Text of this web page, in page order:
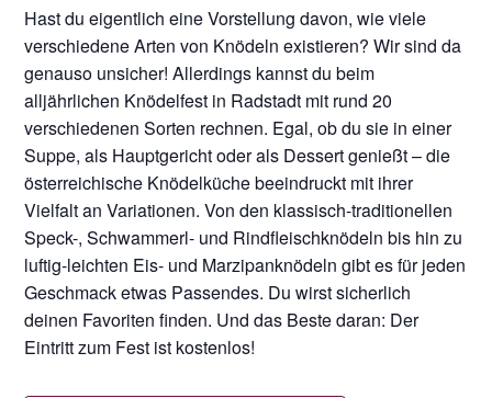
Hast du eigentlich eine Vorstellung davon, wie viele
verschiedene Arten von Knödeln existieren? Wir sind da
genauso unsicher! Allerdings kannst du beim
alljährlichen Knödelfest in Radstadt mit rund 20
verschiedenen Sorten rechnen. Egal, ob du sie in einer
Suppe, als Hauptgericht oder als Dessert genießt – die
österreichische Knödelküche beeindruckt mit ihrer
Vielfalt an Variationen. Von den klassisch-traditionellen
Speck-, Schwammerl- und Rindfleischknödeln bis hin zu
luftig-leichten Eis- und Marzipanknödeln gibt es für jeden
Geschmack etwas Passendes. Du wirst sicherlich
deinen Favoriten finden. Und das Beste daran: Der
Eintritt zum Fest ist kostenlos!